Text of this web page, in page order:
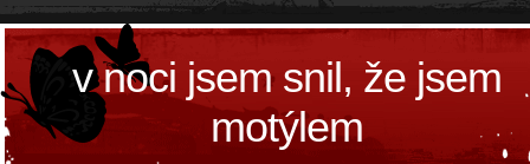
v noci jsem snil, že jsem
motýlem